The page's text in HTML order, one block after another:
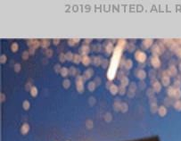
2019 HUNTED. ALL